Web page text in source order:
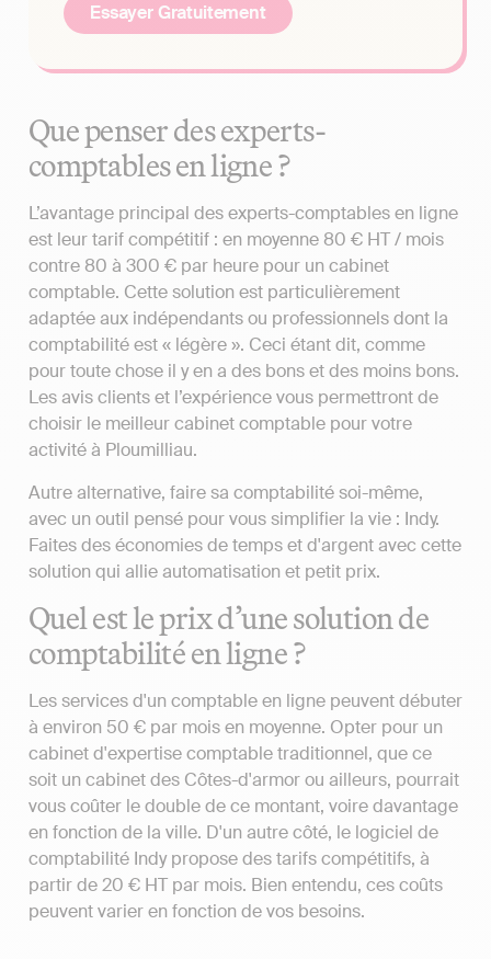
Essayer Gratuitement
Que penser des experts-
comptables en ligne ?
L’avantage principal des experts-comptables en ligne
est leur tarif compétitif : en moyenne 80 € HT / mois
contre 80 à 300 € par heure pour un cabinet
comptable. Cette solution est particulièrement
adaptée aux indépendants ou professionnels dont la
comptabilité est « légère ». Ceci étant dit, comme
pour toute chose il y en a des bons et des moins bons.
Les avis clients et l’expérience vous permettront de
choisir le meilleur cabinet comptable pour votre
activité à Ploumilliau.
Autre alternative, faire sa comptabilité soi-même,
avec un outil pensé pour vous simplifier la vie : Indy.
Faites des économies de temps et d'argent avec cette
solution qui allie automatisation et petit prix.
Quel est le prix d’une solution de
comptabilité en ligne ?
Les services d'un comptable en ligne peuvent débuter
à environ 50 € par mois en moyenne. Opter pour un
cabinet d'expertise comptable traditionnel, que ce
soit un cabinet des Côtes-d'armor ou ailleurs, pourrait
vous coûter le double de ce montant, voire davantage
en fonction de la ville. D'un autre côté, le logiciel de
comptabilité Indy propose des tarifs compétitifs, à
partir de 20 € HT par mois. Bien entendu, ces coûts
peuvent varier en fonction de vos besoins.